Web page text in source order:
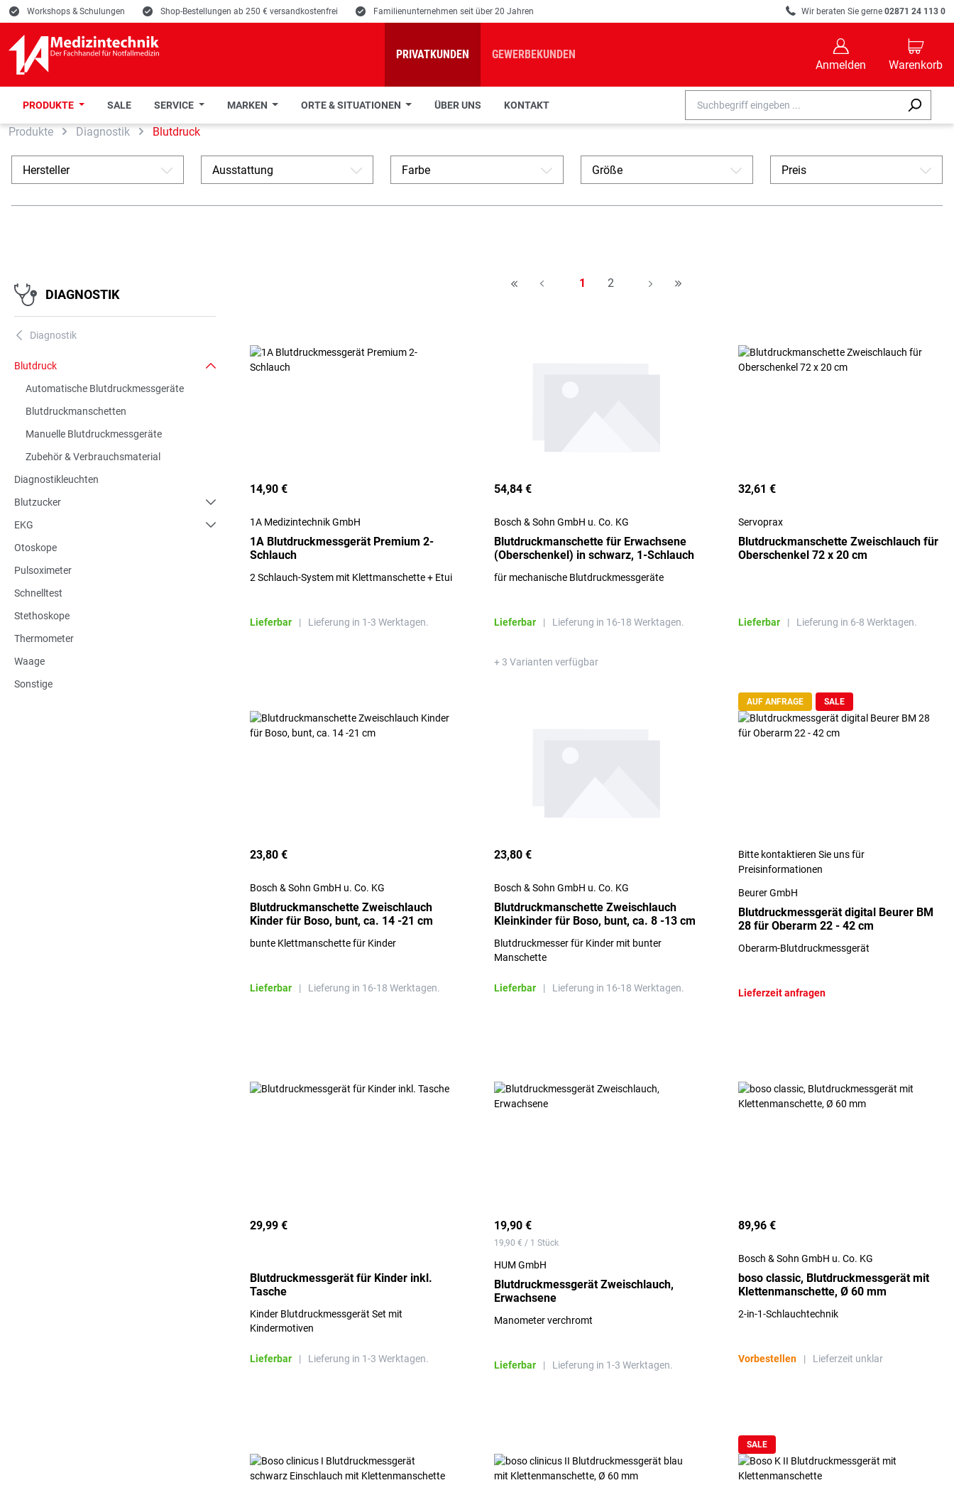
Hauptinhalt springen
Zur Suche springen
Zur Hauptnavigation springen
E Workshops & Schulungen E Shop-Bestellungen ab 250 € versandkostenfrei E Familienunternehmen seit über 20 Jahren R Wir beraten Sie gerne 02871 24 113 0
PRIVATKUNDEN GEWERBEKUNDEN
B
Anmelden
C
Warenkorb
PRODUKTE SALE SERVICE MARKEN ORTE & SITUATIONEN ÜBER UNS KONTAKT
Produkte Diagnostik Blutdruck
Hersteller A Ausstattung A Farbe A Größe A Preis A
DIAGNOSTIK
A Diagnostik
Blutdruck
Automatische Blutdruckmessgeräte
Blutdruckmanschetten
Manuelle Blutdruckmessgeräte
Zubehör & Verbrauchsmaterial
Diagnostikleuchten
Blutzucker
EKG
Otoskope
Pulsoximeter
Schnelltest
Stethoskope
Thermometer
Waage
Sonstige
H A Seite
1 Seite
2 A H
14,90 €
1A Medizintechnik GmbH
1A Blutdruckmessgerät Premium 2-
Schlauch
2 Schlauch-System mit Klettmanschette + Etui
Lieferbar | Lieferung in 1-3 Werktagen.
54,84 €
Bosch & Sohn GmbH u. Co. KG
Blutdruckmanschette für Erwachsene
(Oberschenkel) in schwarz, 1-Schlauch
für mechanische Blutdruckmessgeräte
Lieferbar | Lieferung in 16-18 Werktagen.
+ 3 Varianten verfügbar
32,61 €
Servoprax
Blutdruckmanschette Zweischlauch für
Oberschenkel 72 x 20 cm
Lieferbar | Lieferung in 6-8 Werktagen.
23,80 €
Bosch & Sohn GmbH u. Co. KG
Blutdruckmanschette Zweischlauch
Kinder für Boso, bunt, ca. 14 -21 cm
bunte Klettmanschette für Kinder
Lieferbar | Lieferung in 16-18 Werktagen.
23,80 €
Bosch & Sohn GmbH u. Co. KG
Blutdruckmanschette Zweischlauch
Kleinkinder für Boso, bunt, ca. 8 -13 cm
Blutdruckmesser für Kinder mit bunter
Manschette
Lieferbar | Lieferung in 16-18 Werktagen.
AUF ANFRAGE SALE
Bitte kontaktieren Sie uns für
Preisinformationen
Beurer GmbH
Blutdruckmessgerät digital Beurer BM
28 für Oberarm 22 - 42 cm
Oberarm-Blutdruckmessgerät
Lieferzeit anfragen
29,99 €
Blutdruckmessgerät für Kinder inkl.
Tasche
Kinder Blutdruckmessgerät Set mit
Kindermotiven
Lieferbar | Lieferung in 1-3 Werktagen.
19,90 €
19,90 € / 1 Stück
HUM GmbH
Blutdruckmessgerät Zweischlauch,
Erwachsene
Manometer verchromt
Lieferbar | Lieferung in 1-3 Werktagen.
89,96 €
Bosch & Sohn GmbH u. Co. KG
boso classic, Blutdruckmessgerät mit
Klettenmanschette, Ø 60 mm
2-in-1-Schlauchtechnik
Vorbestellen | Lieferzeit unklar
SALE